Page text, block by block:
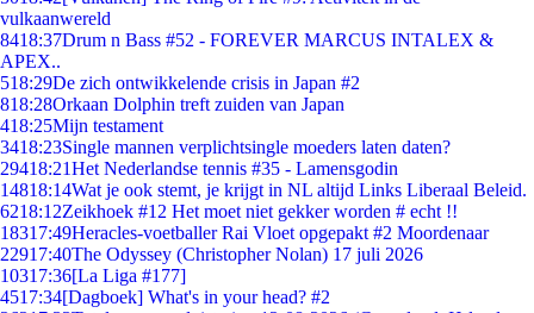
vulkaanwereld
8418:37Drum n Bass #52 - FOREVER MARCUS INTALEX &
APEX..
518:29De zich ontwikkelende crisis in Japan #2
818:28Orkaan Dolphin treft zuiden van Japan
418:25Mijn testament
3418:23Single mannen verplichtsingle moeders laten daten?
29418:21Het Nederlandse tennis #35 - Lamensgodin
14818:14Wat je ook stemt, je krijgt in NL altijd Links Liberaal Beleid.
6218:12Zeikhoek #12 Het moet niet gekker worden # echt !!
18317:49Heracles-voetballer Rai Vloet opgepakt #2 Moordenaar
22917:40The Odyssey (Christopher Nolan) 17 juli 2026
10317:36[La Liga #177]
4517:34[Dagboek] What's in your head? #2